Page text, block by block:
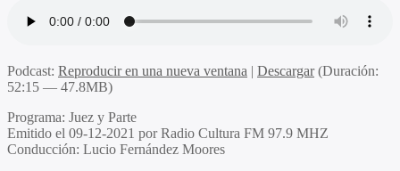
Podcast: Reproducir en una nueva ventana | Descargar(Duración:
52:15 — 47.8MB)
Programa: Juez y Parte
Emitido el 09-12-2021 por Radio Cultura FM 97.9 MHZ
Conducción: Lucio Fernández Moores